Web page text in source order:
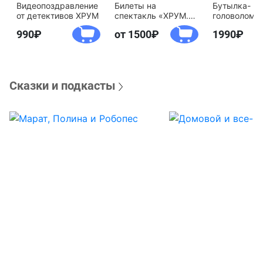
Видеопоздравление
от детективов ХРУМ
990
Билеты на
спектакль «ХРУМ.
Осторожно, Чудо-
Юдо!»
от 1500
Бутылка-
агентство
1990
Сказки и подкасты